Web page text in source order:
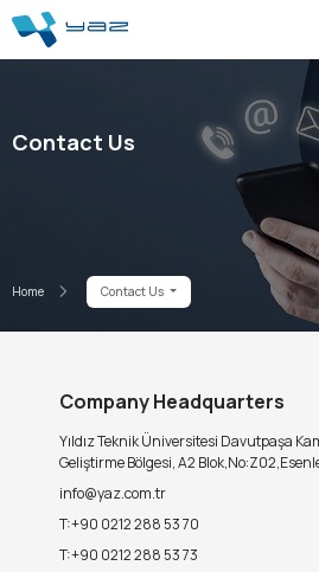
Contact Us
Home Contact Us
Company Headquarters
Yıldız Teknik Üniversitesi Davutpaşa
Geliştirme Bölgesi, A2
info@yaz.com.tr
T:+90 0212 288 53 70
T:+90 0212 288 53 73